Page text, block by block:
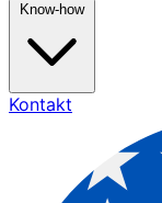
Know-how
Kontakt